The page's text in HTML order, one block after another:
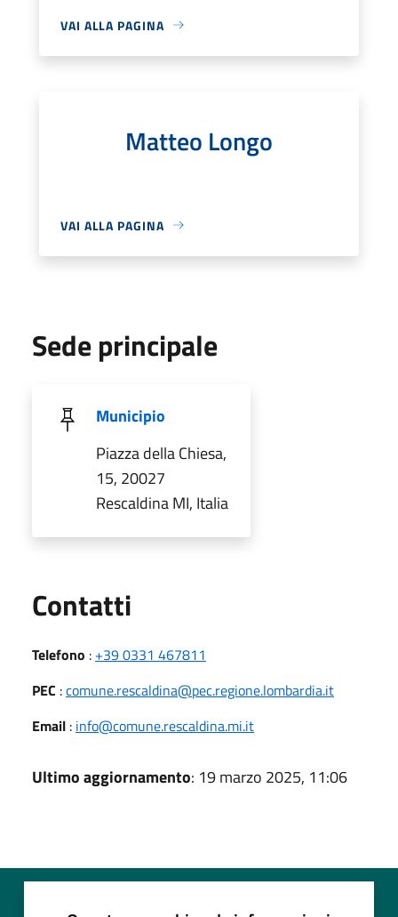
VAI ALLA PAGINA
Matteo Longo
VAI ALLA PAGINA
Sede principale
Municipio
Piazza della Chiesa,
15, 20027
Rescaldina MI, Italia
Contatti
Telefono : +39 0331 467811
PEC :comune.rescaldina@pec.regione.lombardia.it
Email : info@comune.rescaldina.mi.it
Ultimo aggiornamento: 19 marzo 2025, 11:06